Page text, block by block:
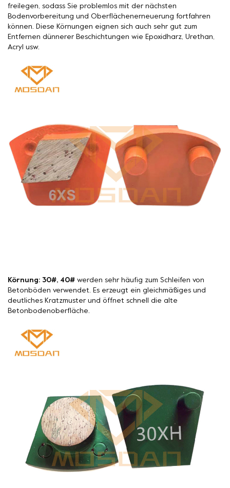
freilegen, sodass Sie problemlos mit der nächsten
Bodenvorbereitung und Oberflächenerneuerung fortfahren
können. Diese Körnungen eignen sich auch sehr gut zum
Entfernen dünnerer Beschichtungen wie Epoxidharz, Urethan,
Acryl usw.
Körnung: 30#, 40# werden sehr häufig zum Schleifen von
Betonböden verwendet. Es erzeugt ein gleichmäßiges und
deutliches Kratzmuster und öffnet schnell die alte
Betonbodenoberfläche.